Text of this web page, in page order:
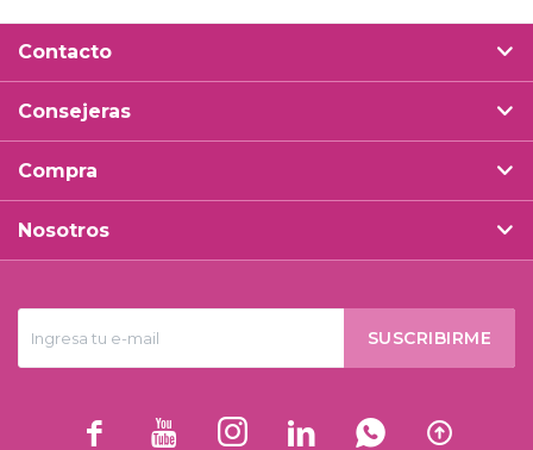
SUSCRIBIRME
     
Contacto
Consejeras
Compra
Nosotros